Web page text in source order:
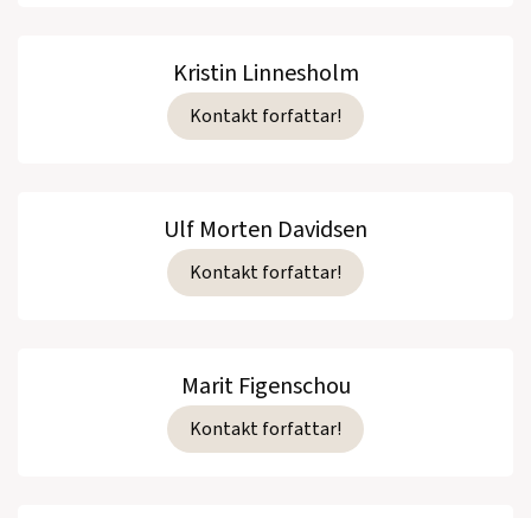
Kristin Linnesholm
Kontakt forfattar!
Ulf Morten Davidsen
Kontakt forfattar!
Marit Figenschou
Kontakt forfattar!